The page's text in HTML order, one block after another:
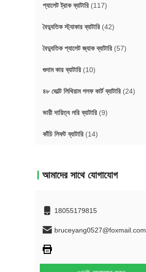
প্যালেট ট্রাক ব্যাটারি (117)
বৈদ্যুতিক স্ট্যাকার ব্যাটারি (42)
বৈদ্যুতিক প্যালেট জ্যাক ব্যাটারি (57)
গুদাম কার ব্যাটারি (10)
৪৮ ভোল্ট লিথিয়াম গলফ কার্ট ব্যাটারি (24)
ভারী দায়িত্ব লরি ব্যাটারি (9)
কাঁচি লিফট ব্যাটারি (14)
আমাদের সাথে যোগাযোগ
18055179815
bruceyang0527@foxmail.com